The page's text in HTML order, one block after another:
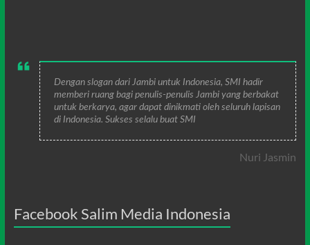
Dengan slogan dari Jambi untuk Indonesia, SMI hadir
memberi ruang bagi penulis-penulis Jambi yang berbakat
untuk berkarya, agar dapat dinikmati oleh seluruh lapisan
di Indonesia. Sukses selalu buat SMI
Nuri Jasmin
Facebook Salim Media Indonesia